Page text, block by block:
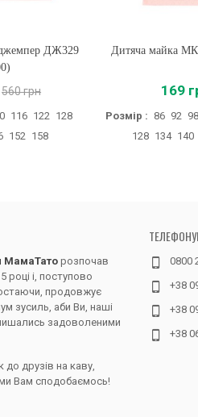
ДЖ329
560 грн
116 122 128
152 158
Купити
Дитяча майка
169
Розмір : 86 92 98
128 134 140
МамаТато розпочав
році і, поступово
продовжує
зусиль, аби Ви, наші
задоволеними
до друзів на каву,
Вам сподобаємось!
0800
+38
+38
+38